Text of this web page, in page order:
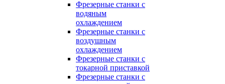
Фрезерные станки с
водяным
охлаждением
Фрезерные станки с
воздушным
охлаждением
Фрезерные станки с
токарной приставкой
Фрезерные станки с